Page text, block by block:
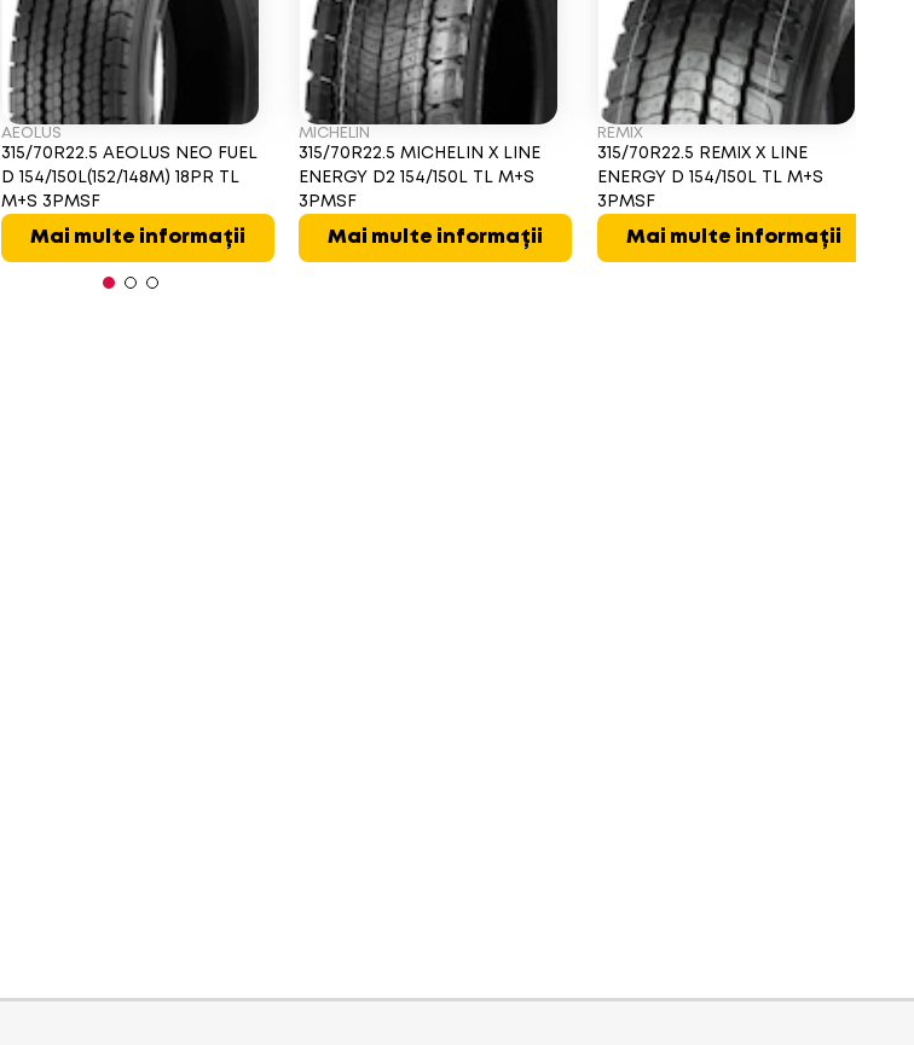
AEOLUS
315/70R22.5 AEOLUS NEO FUEL
D 154/150L(152/148M) 18PR TL
M+S 3PMSF
Mai multe informații
MICHELIN
315/70R22.5 MICHELIN X LINE
ENERGY D2 154/150L TL M+S
3PMSF
Mai multe informații
REMIX
315/70R22.5 REMIX X LINE
ENERGY D 154/150L TL M+S
3PMSF
Mai multe informații